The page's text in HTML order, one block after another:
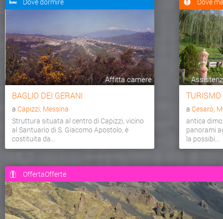
Affitta camere
BAGLIO DEI GERANI
a Capizzi, Messina
Struttura situata al centro di Capizzi, vicino
al Santuario di S. Giacomo Apostolo, è
costituita da...
TURISMO
a Cesarò,
antica
panorami
la possibi...
OffertaOfferte